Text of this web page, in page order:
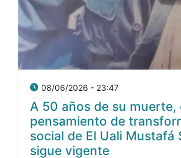
08/06/2026 - 23:47
A 50 años de su muerte,
pensamiento de
social de El Uali Mustafá
sigue vigente